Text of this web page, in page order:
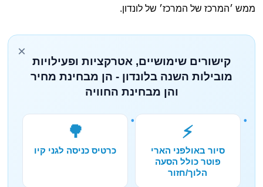
ממש ׳המרכז של המרכז׳ של לונדון.
×
קישורים שימושיים, אטרקציות ופעילויות
מובילות השנה בלונדון - הן מבחינת מחיר
והן מבחינת החוויה
⚡
סיור באולפני הארי
פוטר כולל הסעה
הלוך/חזור
🌳
כרטיס כניסה לגני קיו